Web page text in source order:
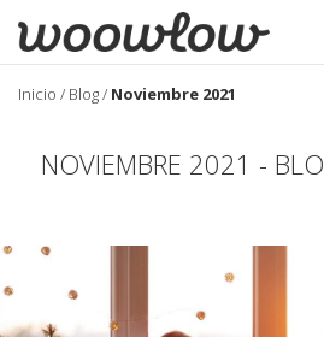
Inicio / Blog/ Noviembre 2021
NOVIEMBRE 2021 -